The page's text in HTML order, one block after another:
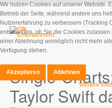
Single-
Taylor Swift
Wir nutzen Cookies auf unserer Website.
Betrieb der Seite, während andere uns
Nutzererfahrung zu verbessern (Tracking
entscheiden, ob Sie die Cookies
einer Ablehnung womöglich nicht mehr
Verfügung stehen.
Akzeptieren
Ablehnen
Weitere